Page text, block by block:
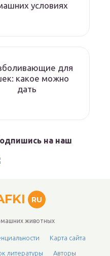
условиях
для
какое можно
дать
на наш
RU
животных
Карта сайта
литературы Авторы